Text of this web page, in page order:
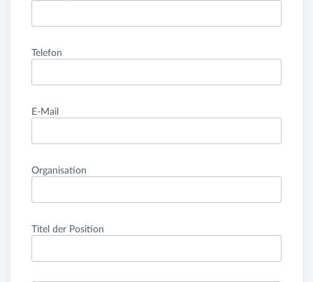
Telefon
E-Mail
Organisation
Titel der Position